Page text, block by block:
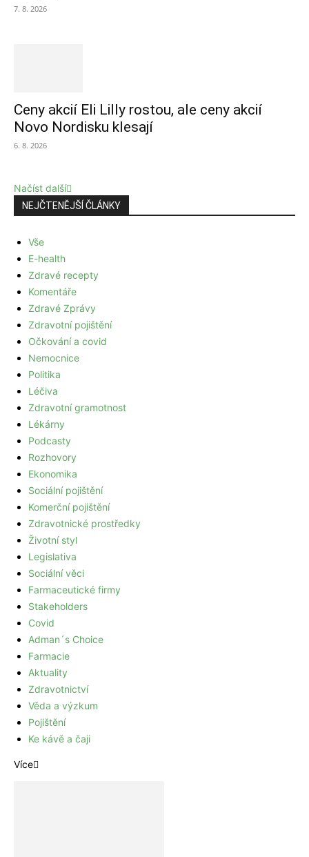
7. 8. 2026
Ceny akcií Eli Lilly rostou, ale ceny akcií
Novo Nordisku klesají
6. 8. 2026
Načíst další
NEJČTENĚJŠÍ ČLÁNKY
Vše
E-health
Zdravé recepty
Komentáře
Zdravé Zprávy
Zdravotní pojištění
Očkování a covid
Nemocnice
Politika
Léčiva
Zdravotní gramotnost
Lékárny
Podcasty
Rozhovory
Ekonomika
Sociální pojištění
Komerční pojištění
Zdravotnické prostředky
Životní styl
Legislativa
Sociální věci
Farmaceutické firmy
Stakeholders
Covid
Adman´s Choice
Farmacie
Aktuality
Zdravotnictví
Věda a výzkum
Pojištění
Ke kávě a čaji
Více